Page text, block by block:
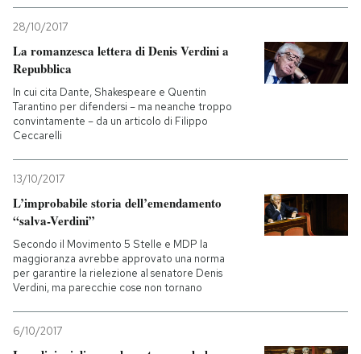
28/10/2017
La romanzesca lettera di Denis Verdini a
Repubblica
In cui cita Dante, Shakespeare e Quentin
Tarantino per difendersi – ma neanche troppo
convintamente – da un articolo di Filippo
Ceccarelli
13/10/2017
L’improbabile storia dell’emendamento
“salva-Verdini”
Secondo il Movimento 5 Stelle e MDP la
maggioranza avrebbe approvato una norma
per garantire la rielezione al senatore Denis
Verdini, ma parecchie cose non tornano
6/10/2017